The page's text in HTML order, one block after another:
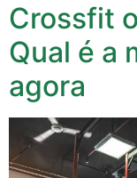
Crossfit
Qual é a
agora